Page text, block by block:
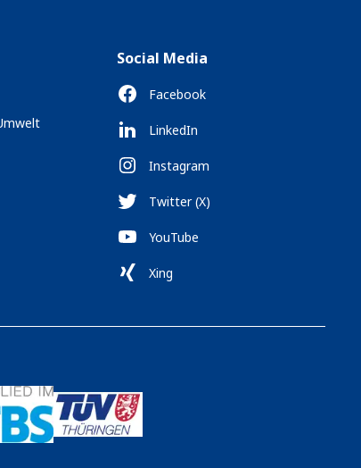
Social Media
Facebook
LinkedIn
Instagram
Twitter (X)
YouTube
Xing